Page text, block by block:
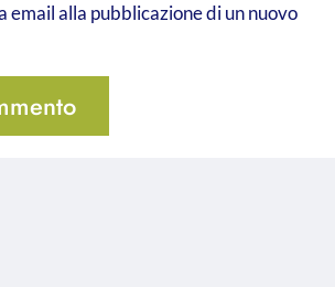
email alla pubblicazione di un nuovo